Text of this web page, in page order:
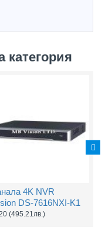
категория
4K NVR
DS-7616NXI-K1
(495.21лв.)